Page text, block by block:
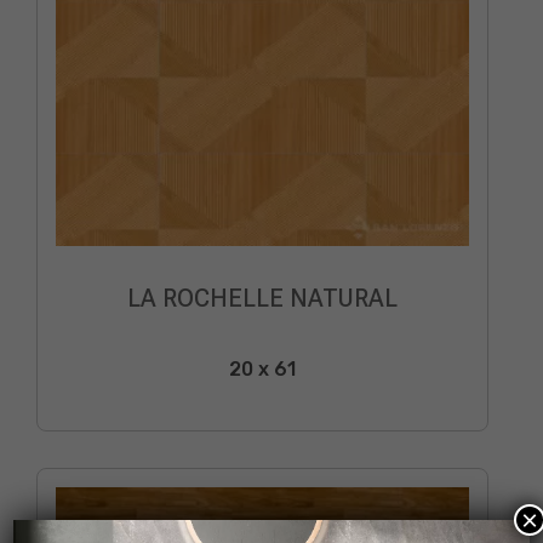
LA ROCHELLE NATURAL
20 x 61
×